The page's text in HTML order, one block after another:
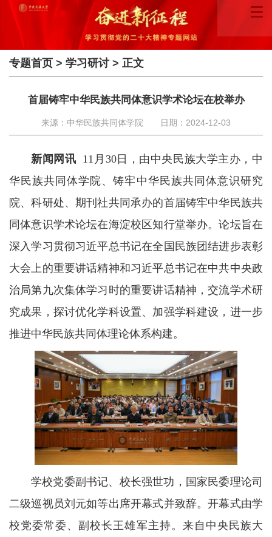
专题首页 > 学习研讨> 正文
首届铸牢中华民族共同体意识学术论坛在校举办
来源：中华民族共同体学院 日期：2024-12-03
新闻网讯 11月30日，由中央民族大学主办，中
华民族共同体学院、铸牢中华民族共同体意识研究
院、科研处、期刊社共同承办的首届铸牢中华民族共
同体意识学术论坛在海淀校区知行堂举办。论坛旨在
深入学习贯彻习近平总书记在全国民族团结进步表彰
大会上的重要讲话精神和习近平总书记在中共中央政
治局第九次集体学习时的重要讲话精神，交流学术研
究成果，探讨优化学科设置、加强学科建设，进一步
推进中华民族共同体理论体系构建。
学校党委副书记、校长强世功，国家民委理论司
二级巡视员刘元如等出席开幕式并致辞。开幕式由学
校党委常委、副校长王雄军主持。来自中央民族大